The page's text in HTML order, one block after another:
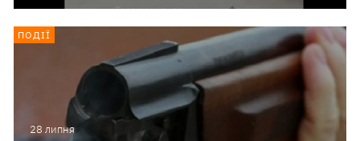
28 липня
ПОДІЇ